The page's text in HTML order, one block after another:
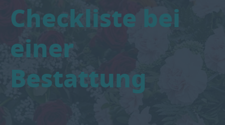
Checkliste bei
einer
Bestattung